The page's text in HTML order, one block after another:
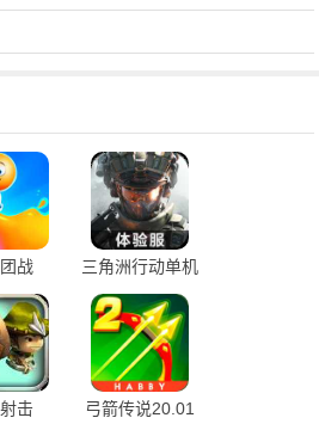
战
三角洲行动单机
版
击
弓箭传说20.01